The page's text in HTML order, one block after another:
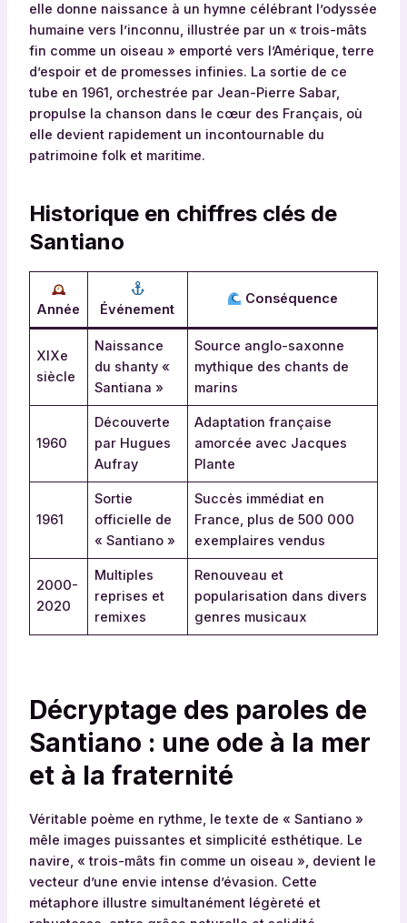
elle donne naissance à un hymne célébrant l’odyssée
humaine vers l’inconnu, illustrée par un « trois-mâts
fin comme un oiseau » emporté vers l’Amérique, terre
d’espoir et de promesses infinies. La sortie de ce
tube en 1961, orchestrée par Jean-Pierre Sabar,
propulse la chanson dans le cœur des Français, où
elle devient rapidement un incontournable du
patrimoine folk et maritime.
Historique en chiffres clés de
Santiano
Année Événement
Conséquence
XIXe
siècle
Naissance
du shanty «
Santiana »
Source anglo-saxonne
mythique des chants de
marins
1960
Découverte
par Hugues
Aufray
Adaptation française
amorcée avec Jacques
Plante
1961
Sortie
officielle de
« Santiano »
Succès immédiat en
France, plus de 500 000
exemplaires vendus
2000-
2020
Multiples
reprises et
remixes
Renouveau et
popularisation dans divers
genres musicaux
Décryptage des paroles de
Santiano : une ode à la mer
et à la fraternité
Véritable poème en rythme, le texte de « Santiano »
mêle images puissantes et simplicité esthétique. Le
navire, « trois-mâts fin comme un oiseau », devient le
vecteur d’une envie intense d’évasion. Cette
métaphore illustre simultanément légèreté et